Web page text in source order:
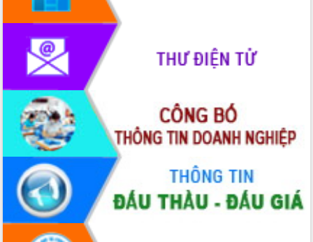
Hội nghị triển khai kết nối mạng
truyền số liệu chuyên dùng phục vụ cơ
quan Đảng, Nhà nước
Lễ phát động chuỗi hoạt động chung
tay làm sạch môi trường
Xã Ea Kar bước chuyển mình trong
công tác cải cách hành chính mô hình
mới
UBND tỉnh họp báo định kỳ tháng 4
năm 2026
Hội thảo khoa học “Giải pháp thúc đẩy
phát triển nền kinh tế xanh tại tỉnh
Đắk Lắk”
Tăng cường giám sát, đôn đốc thực
hiện nhiệm vụ quản lý tài sản công
hàng tuần